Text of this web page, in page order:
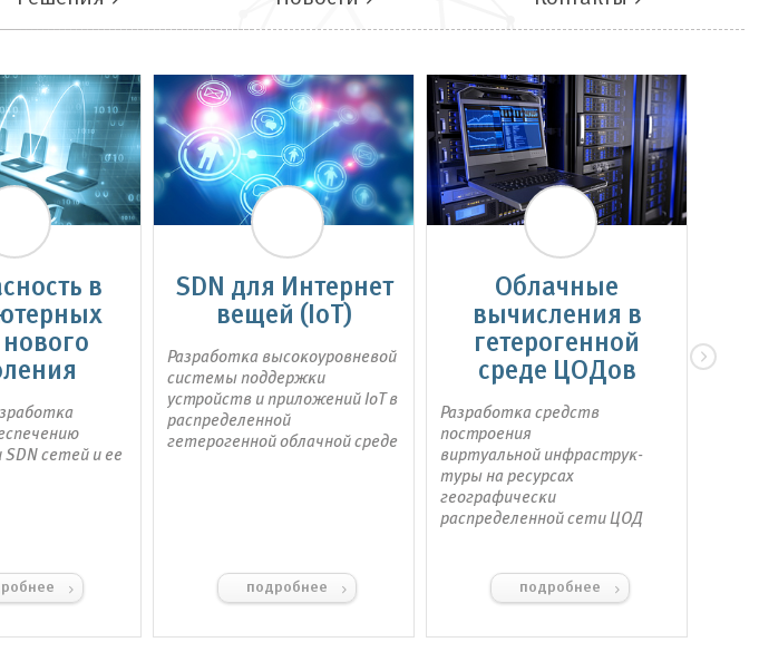
в
нового
сетей и ее
SDN для Интернет
вещей (IoT)
Разработка высокоуровневой
системы поддержки
устройств и приложений IoT в
распределенной
гетерогенной облачной среде
подробнее
Облачные
вычисления в
гетерогенной
среде ЦОДов
Разработка средств
построения
виртуальной инфраструк-
туры на ресурсах
географически
распределенной сети ЦОД
подробнее